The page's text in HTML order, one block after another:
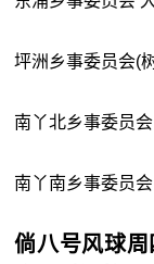
坪洲乡事委员会(
南丫北乡事委员
南丫南乡事委员
倘八号风球